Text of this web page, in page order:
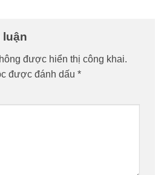
luận
được hiển thị công khai.
được đánh dấu *